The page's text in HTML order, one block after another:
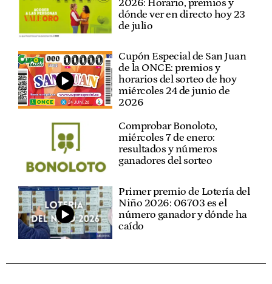
2026: Horario, premios y
dónde ver en directo hoy 23
de julio
Cupón Especial de San Juan
de la ONCE: premios y
horarios del sorteo de hoy
miércoles 24 de junio de
2026
Comprobar Bonoloto,
miércoles 7 de enero:
resultados y números
ganadores del sorteo
Primer premio de Lotería del
Niño 2026: 06703 es el
número ganador y dónde ha
caído